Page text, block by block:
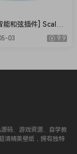
than any Ivory
the award-
of trueSympathetic
DSP guru,
upon
sine waves.
related excite
that are being
strings resonate
弦插件] Scaler
3 v3.2.2 Regge
[MacOSX]（1.45G
03 9.9
码、游戏资源、自学教
清精美壁纸，拥有独特